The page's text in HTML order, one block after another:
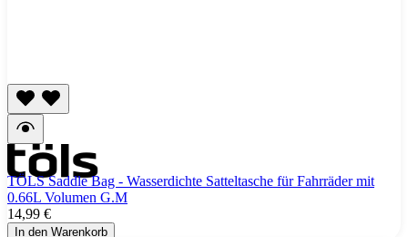
TÖLS Saddle Bag - Wasserdichte Satteltasche für Fahrräder mit
0.66L Volumen G.M
14,99 €
In den Warenkorb